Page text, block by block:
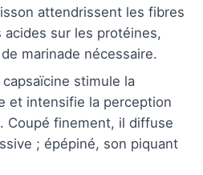
attendrissent les fibres
acides sur les protéines,
marinade nécessaire.
capsaïcine stimule la
et intensifie la perception
Coupé finement, il diffuse
; épépiné, son piquant